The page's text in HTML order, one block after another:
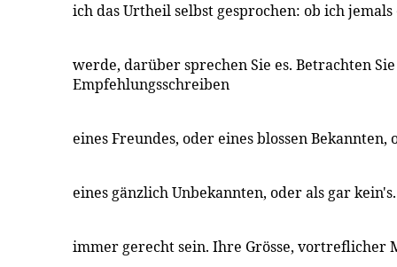
ich das Urtheil selbst gesprochen: ob ich
werde, darüber sprechen Sie es. Betrachten Sie
Empfehlungsschreiben
eines Freundes, oder eines blossen Bekannten,
eines gänzlich Unbekannten, oder als gar
immer gerecht sein. Ihre Grösse, vortreflicher